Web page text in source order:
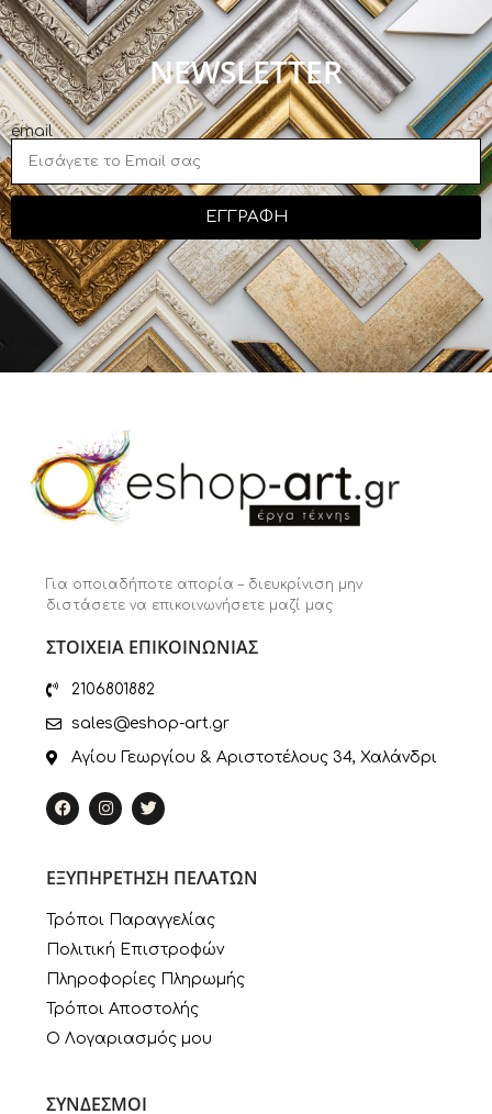
NEWSLETTER
email
ΕΓΓΡΑΦΗ
Για οποιαδήποτε απορία – διευκρίνιση μην
διστάσετε να επικοινωνήσετε μαζί μας
ΣΤΟΙΧΕΙΑ ΕΠΙΚΟΙΝΩΝΙΑΣ
2106801882
sales@eshop-art.gr
Αγίου Γεωργίου & Αριστοτέλους 34, Χαλάνδρι
ΕΞΥΠΗΡΕΤΗΣΗ ΠΕΛΑΤΩΝ
Τρόποι Παραγγελίας
Πολιτική Επιστροφών
Πληροφορίες Πληρωμής
Τρόποι Αποστολής
Ο Λογαριασμός μου
ΣΥΝΔΕΣΜΟΙ